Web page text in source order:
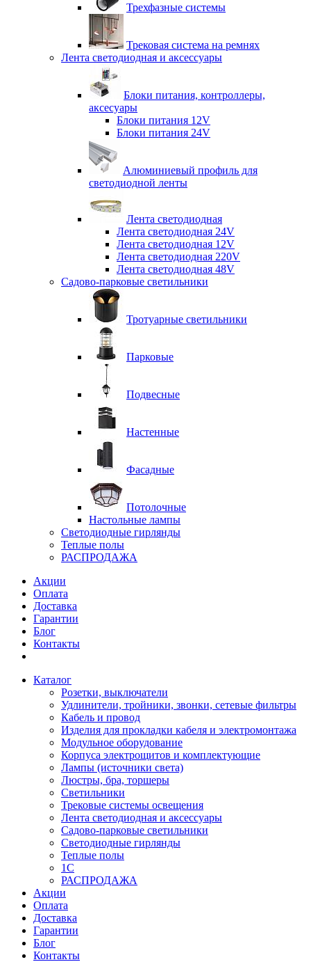
Трехфазные системы
Трековая система на ремнях
Лента светодиодная и аксессуары
Блоки питания, контроллеры,
аксесуары
Блоки питания 12V
Блоки питания 24V
Алюминиевый профиль для
светодиодной ленты
Лента светодиодная
Лента светодиодная 24V
Лента светодиодная 12V
Лента светодиодная 220V
Лента светодиодная 48V
Садово-парковые светильники
Тротуарные светильники
Парковые
Подвесные
Настенные
Фасадные
Потолочные
Настольные лампы
Светодиодные гирлянды
Теплые полы
РАСПРОДАЖА
Акции
Оплата
Доставка
Гарантии
Блог
Контакты
Каталог
Розетки, выключатели
Удлинители, тройники, звонки, сетевые фильтры
Кабель и провод
Изделия для прокладки кабеля и электромонтажа
Модульное оборудование
Корпуса электрощитов и комплектующие
Лампы (источники света)
Люстры, бра, торшеры
Светильники
Трековые системы освещения
Лента светодиодная и аксессуары
Садово-парковые светильники
Светодиодные гирлянды
Теплые полы
1С
РАСПРОДАЖА
Акции
Оплата
Доставка
Гарантии
Блог
Контакты